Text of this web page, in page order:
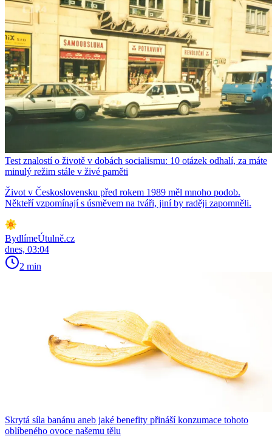
Test znalostí o životě v dobách socialismu: 10 otázek odhalí, za máte
minulý režim stále v živé paměti
Život v Československu před rokem 1989 měl mnoho podob.
Někteří vzpomínají s úsměvem na tváři, jiní by raději zapomněli.
BydlímeÚtulně.cz
dnes, 03:04
2 min
Skrytá síla banánu aneb jaké benefity přináší konzumace tohoto
oblíbeného ovoce našemu tělu